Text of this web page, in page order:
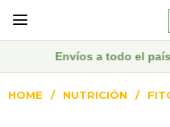

Envíos a todo el país ·
HOME NUTRICIÓN